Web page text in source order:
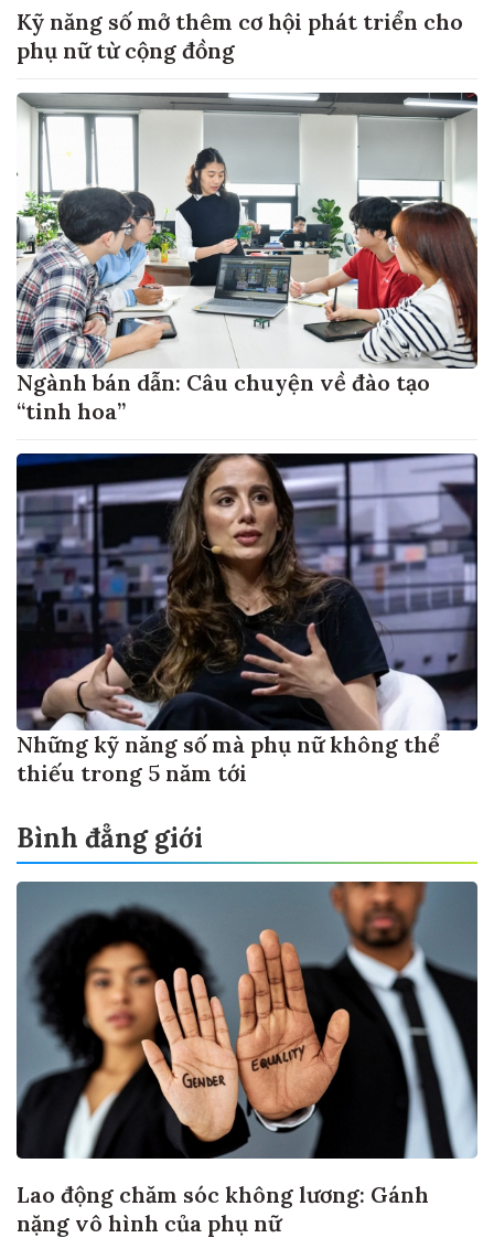
Kỹ năng số mở thêm cơ hội phát triển cho
phụ nữ từ cộng đồng
Ngành bán dẫn: Câu chuyện về đào tạo
“tinh hoa”
Những kỹ năng số mà phụ nữ không thể
thiếu trong 5 năm tới
Bình đẳng giới
Lao động chăm sóc không lương: Gánh
nặng vô hình của phụ nữ